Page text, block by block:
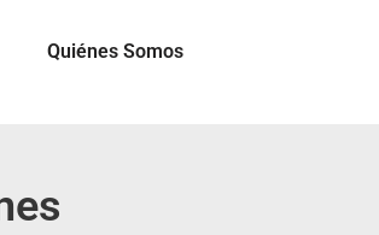
Quiénes Somos